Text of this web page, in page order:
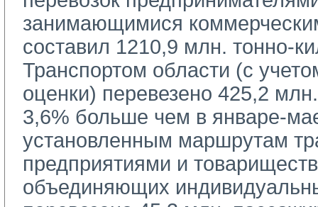
занимающимися
составил 1210,9 млн. тонно-
Транспортом области (с
оценки) перевезено 425,2
3,6% больше чем в январе-
установленным маршрутам
предприятиями и
объединяющих